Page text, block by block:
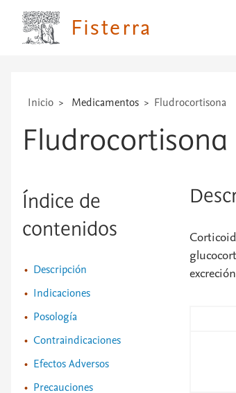
Fisterra
Inicio Medicamentos Fludrocortisona
Fludrocortisona
Índice de
contenidos
Descripción
Indicaciones
Posología
Contraindicaciones
Efectos Adversos
Precauciones